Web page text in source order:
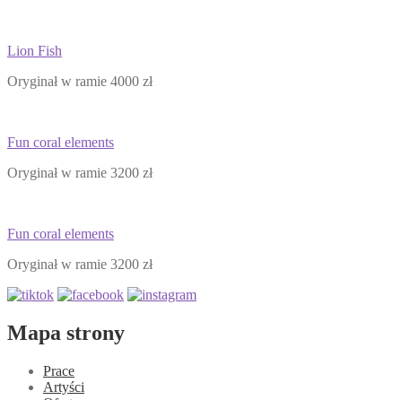
Lion Fish
Oryginał w ramie 4000 zł
Fun coral elements
Oryginał w ramie 3200 zł
Fun coral elements
Oryginał w ramie 3200 zł
Mapa strony
Prace
Artyści